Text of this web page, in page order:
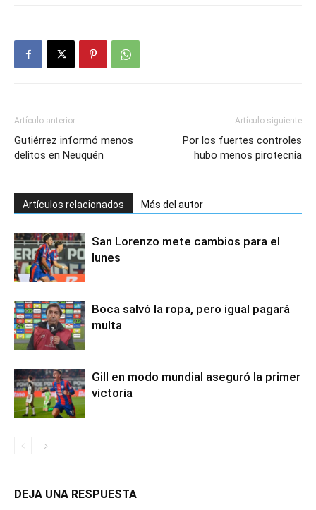
Artículo anterior
Gutiérrez informó menos
delitos en Neuquén
Artículo siguiente
Por los fuertes controles
hubo menos pirotecnia
Artículos relacionados Más del autor
San Lorenzo mete cambios para el
lunes
Boca salvó la ropa, pero igual pagará
multa
Gill en modo mundial aseguró la primer
victoria
DEJA UNA RESPUESTA